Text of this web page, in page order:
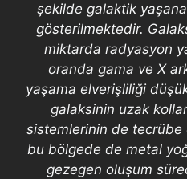
şekilde galaktik
gösterilmektedir.
miktarda radyasyon
oranda gama ve X
yaşama elverişliliği
galaksinin uzak
sistemlerinin de
bu bölgede de metal
gezegen oluşum